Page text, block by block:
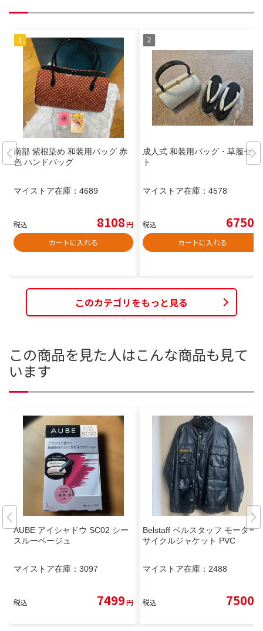
南部 紫根染め 和装用バッグ 赤
色 ハンドバッグ
マイストア在庫： 4689
税込 8108円
カートに入れる
成人式 和装用バッグ・草履セッ
ト
マイストア在庫： 4578
税込 6750
カートに入れる
このカテゴリをもっと見る
この商品を見た人はこんな商品も見て
います
AUBE アイシャドウ SC02 シー
スルーベージュ
マイストア在庫： 3097
税込 7499円
Belstaff ベルスタッフ モーター
サイクルジャケット PVC
マイストア在庫： 2488
税込 7500